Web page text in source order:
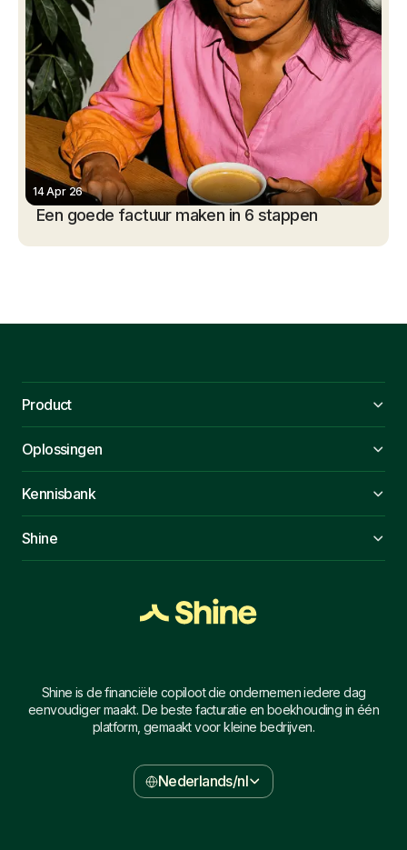
14 Apr 26
Een goede factuur maken in 6 stappen
Shine is de financiële copiloot die ondernemen iedere dag
eenvoudiger maakt. De beste facturatie en boekhouding in één
platform, gemaakt voor kleine bedrijven.
Nederlands/nl
Product
Oplossingen
Kennisbank
Shine